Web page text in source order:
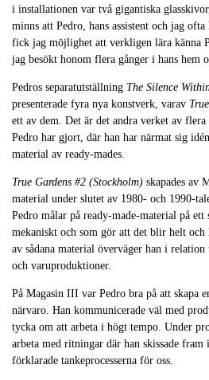
i installationen var två gigantiska
minns att Pedro, hans assistent och jag
fick jag möjlighet att verkligen lära känna
jag besökt honom flera gånger i hans hem
Pedros separatutställning The Silence
presenterade fyra nya konstverk, varav
ett av dem. Det är det andra verket av flera
Pedro har gjort, där han har närmat sig
material av ready-mades.
True Gardens #2 (Stockholm) skapades av
material under slutet av 1980- och 1990-
Pedro målar på ready-made-material på ett
mekaniskt och som gör att det blir helt och
av sådana material överväger han i
och varuproduktioner.
På Magasin III var Pedro bra på att skapa
närvaro. Han kommunicerade väl med
tycka om att arbeta i högt tempo. Under
arbeta med ritningar där han skissade fram
förklarade tankeprocesserna för oss.